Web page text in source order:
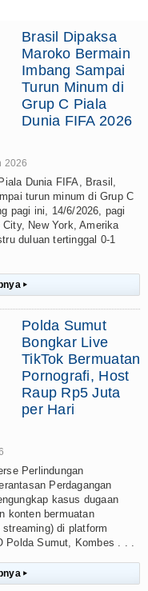
Brasil Dipaksa
Maroko Bermain
Imbang Sampai
Turun Minum di
Grup C Piala
Dunia FIFA 2026
2026
Dunia FIFA, Brasil,
turun minum di Grup C
pagi ini, 14/6/2026, pagi
New York, Amerika
duluan tertinggal 0-1
▸
Polda Sumut
Bongkar Live
TikTok Bermuatan
Pornografi, Host
Raup Rp5 Juta
per Hari
Perlindungan
Perdagangan
kasus dugaan
konten bermuatan
di platform
Polda Sumut, Kombes . . .
▸